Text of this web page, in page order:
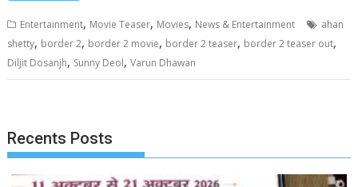
Entertainment, Movie Teaser, Movies, News & Entertainment
ahan
shetty, border 2, border 2 movie, border 2 teaser, border 2 teaser out,
Diljit Dosanjh, Sunny Deol,Varun Dhawan
Recents Posts